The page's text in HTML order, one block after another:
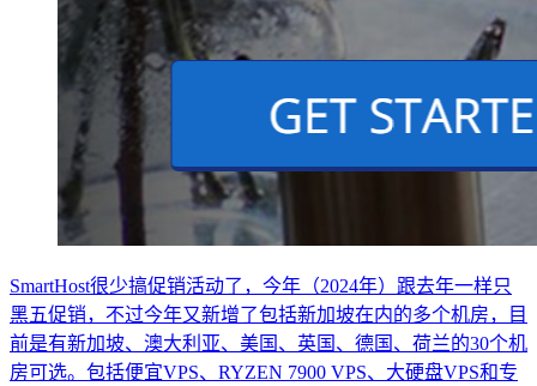
SmartHost很少搞促销活动了，今年（2024年）跟去年一样只
黑五促销，不过今年又新增了包括新加坡在内的多个机房，目
前是有新加坡、澳大利亚、美国、英国、德国、荷兰的30个机
房可选。包括便宜VPS、RYZEN 7900 VPS、大硬盘VPS和专